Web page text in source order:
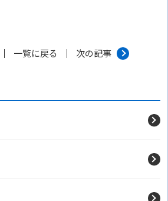
一覧に戻る 次の記事